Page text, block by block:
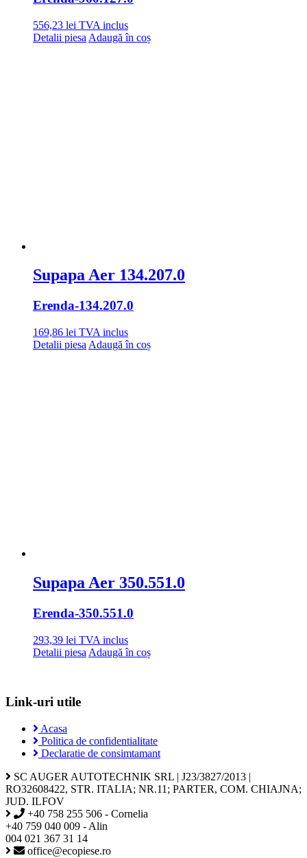
556,23 lei TVA inclus
Detalii piesa Adaugă în coș
Supapa Aer 134.207.0
Erenda-134.207.0
169,86 lei TVA inclus
Detalii piesa Adaugă în coș
Supapa Aer 350.551.0
Erenda-350.551.0
293,39 lei TVA inclus
Detalii piesa Adaugă în coș
Link-uri utile
Acasa
Politica de confidentialitate
Declaratie de consimtamant
SC AUGER AUTOTECHNIK SRL | J23/3827/2013 |
RO32608422, STR. ITALIA; NR.11; PARTER, COM. CHIAJNA;
JUD. ILFOV
+40 758 255 506 - Cornelia
+40 759 040 009 - Alin
004 021 367 31 14
office@ecopiese.ro